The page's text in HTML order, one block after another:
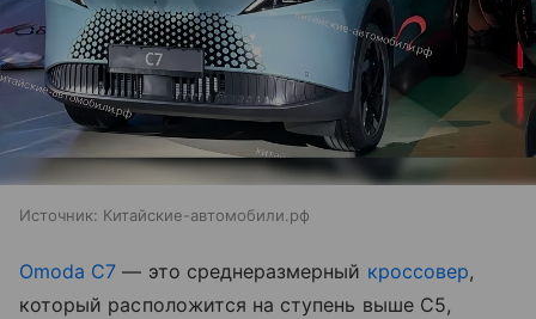
Источник: Китайские-автомобили.рф
Omoda C7 — это среднеразмерный кроссовер,
который расположится на ступень выше С5,